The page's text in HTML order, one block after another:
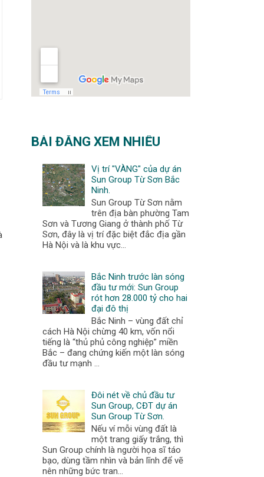
BÀI ĐĂNG XEM NHIỀU
Vị trí "VÀNG" của dự án
Sun Group Từ Sơn Bắc
Ninh.
Sun Group Từ Sơn nằm
trên địa bàn phường Tam
Sơn và Tương Giang ở thành phố Từ
Sơn, đây là vị trí đặc biệt đắc địa gần
Hà Nội và là khu vực...
Bắc Ninh trước làn sóng
đầu tư mới: Sun Group
rót hơn 28.000 tỷ cho hai
đại đô thị
Bắc Ninh – vùng đất chỉ
cách Hà Nội chừng 40 km, vốn nổi
tiếng là “thủ phủ công nghiệp” miền
Bắc – đang chứng kiến một làn sóng
đầu tư mạnh ...
Đôi nét về chủ đầu tư
Sun Group, CĐT dự án
Sun Group Từ Sơn.
Nếu ví mỗi vùng đất là
một trang giấy trắng, thì
Sun Group chính là người họa sĩ táo
bạo, dùng tầm nhìn và bản lĩnh để vẽ
nên những bức tran...